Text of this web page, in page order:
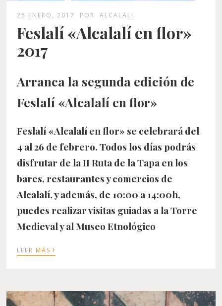
25 ENERO, 2017 POR ALCALALI
Feslalí «Alcalalí en flor»
2017
Arranca la segunda edición de
Feslalí «Alcalalí en flor»
Feslalí «Alcalalí en flor» se celebrará del
4 al 26 de febrero. Todos los días podrás
disfrutar de la II Ruta de la Tapa en los
bares, restaurantes y comercios de
Alcalalí, y además, de 10:00 a 14:00h,
puedes realizar visitas guiadas a la Torre
Medieval y al Museo Etnológico
LEER MÁS ›